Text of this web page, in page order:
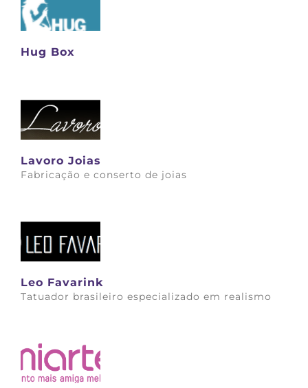
Hug Box
Lavoro Joias
Fabricação e conserto de joias
Leo Favarink
Tatuador brasileiro especializado em realismo